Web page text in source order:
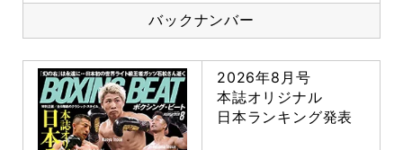
バックナンバー
2026年8月号
本誌オリジナル
日本ランキング発表